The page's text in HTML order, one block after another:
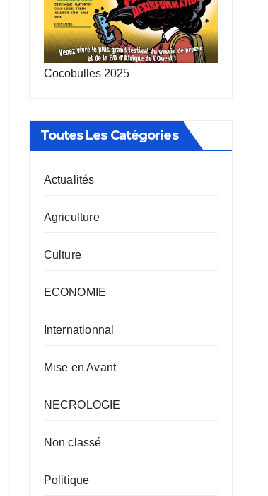
Cocobulles 2025
Toutes Les Catégories
Actualités
Agriculture
Culture
ECONOMIE
Internationnal
Mise en Avant
NECROLOGIE
Non classé
Politique